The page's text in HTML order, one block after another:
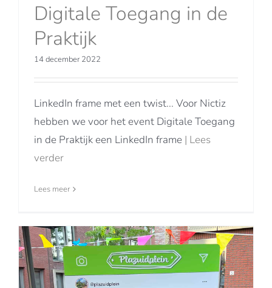
Digitale Toegang in de
Praktijk
14 december 2022
LinkedIn frame met een twist... Voor Nictiz
hebben we voor het event Digitale Toegang
in de Praktijk een LinkedIn frame | Lees
verder
Lees meer